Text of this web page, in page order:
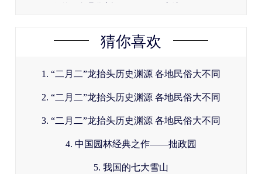
猜你喜欢
1. “二月二”龙抬头历史渊源 各地民俗大不同
2. “二月二”龙抬头历史渊源 各地民俗大不同
3. “二月二”龙抬头历史渊源 各地民俗大不同
4. 中国园林经典之作——拙政园
5. 我国的七大雪山